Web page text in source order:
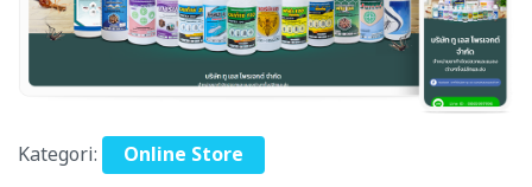
Kategori: Online Store